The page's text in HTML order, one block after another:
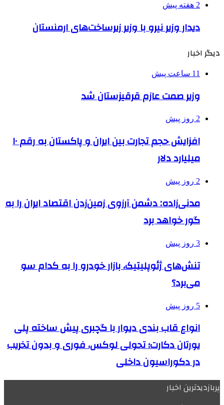
2 هفته پیش
دیدار وزیر نیرو با وزیر زیرساخت‌های ارمنستان
دیگر اخبار
11 ساعت پیش
وزیر صمت عازم قرقیزستان شد
2 روز پیش
افزایش حجم تجارت بین ایران و پاکستان به رقم ۱۰
میلیارد دلار
2 روز پیش
مدنی‌زاده: دشمن آرزوی زمین‌زدن اقتصاد ایران را به
گور خواهد برد
3 روز پیش
تنش‌های ژئوپلیتیک، بازار خودرو را به کدام سو
می‌برد؟
5 روز پیش
انواع قاب بندی دیوار با گچبری پیش ساخته پلی
یورتان دکارت؛ تحولی لوکس، فوری و بدون تخریب
در دکوراسیون داخلی
پربازدیدترین اخبار